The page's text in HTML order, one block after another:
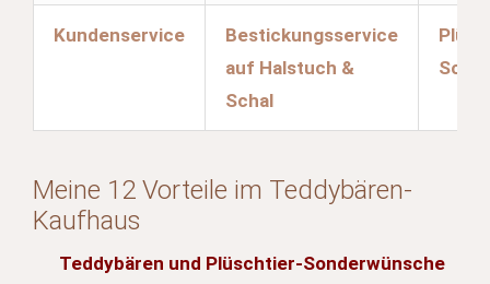
Kundenservice
Bestickungsservice
auf Halstuch &
Schal
Meine 12 Vorteile im Teddybären-
Kaufhaus
Teddybären und Plüschtier-Sonderwünsche